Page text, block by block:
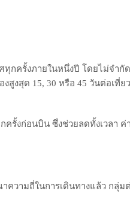
ทุกครั้งภายในหนึ่งปี โดยไม่จำกั
สูงสุด 15, 30 หรือ 45 วันต่อเที่ย